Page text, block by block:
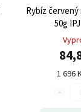
Rybíz
50g
1 696